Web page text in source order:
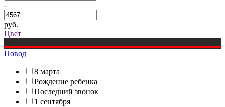
-
руб.
Цвет
Повод
8 марта
Рождение ребенка
Последний звонок
1 сентября